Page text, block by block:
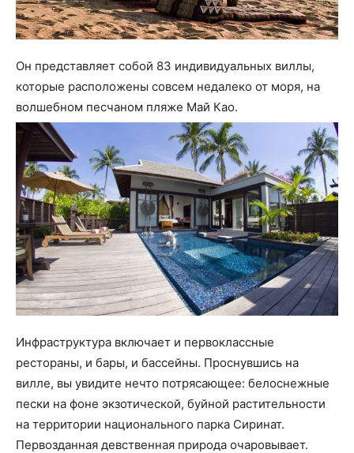
Он представляет собой 83 индивидуальных виллы,
которые расположены совсем недалеко от моря, на
волшебном песчаном пляже Май Као.
Инфраструктура включает и первоклассные
рестораны, и бары, и бассейны. Проснувшись на
вилле, вы увидите нечто потрясающее: белоснежные
пески на фоне экзотической, буйной растительности
на территории национального парка Сиринат.
Первозданная девственная природа очаровывает.